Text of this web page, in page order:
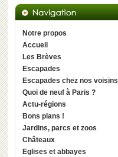
Notre propos
Accueil
Les Brèves
Escapades
Escapades chez nos voisins
Quoi de neuf à Paris ?
Actu-régions
Bons plans !
Jardins, parcs et zoos
Châteaux
Eglises et abbayes